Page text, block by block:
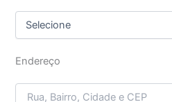
Endereço